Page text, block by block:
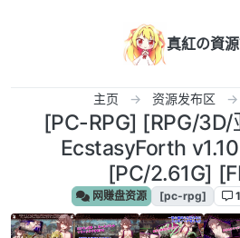
真紅の資
主页 资源发布区
[PC-RPG] [RPG/3D/
EcstasyForth
[PC/2.61G]
网赚盘资源 [pc-rpg] 1